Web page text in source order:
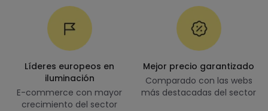
Líderes europeos en
iluminación
E-commerce con mayor
crecimiento del sector
Mejor precio garantizado
Comparado con las webs
más destacadas del sector